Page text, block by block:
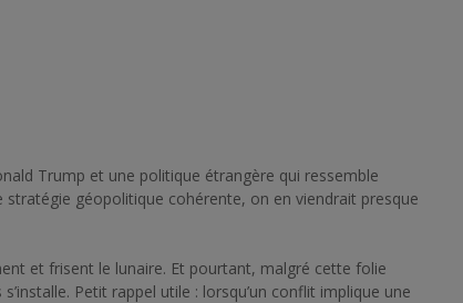
Trump et une politique étrangère qui ressemble
stratégie géopolitique cohérente, on en viendrait presque
et frisent le lunaire. Et pourtant, malgré cette folie
Petit rappel utile : lorsqu’un conflit implique une